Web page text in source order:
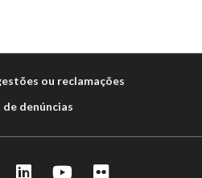
ou reclamações
de denúncias